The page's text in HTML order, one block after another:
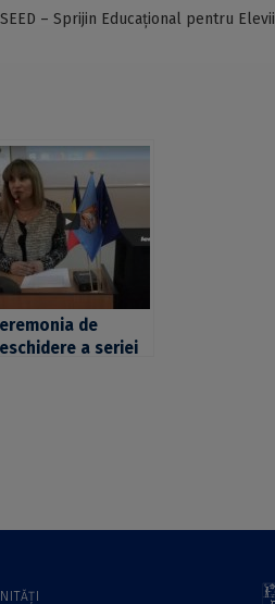
– Sprijin Educațional pentru Elevii
de
a seriei
cu elevii